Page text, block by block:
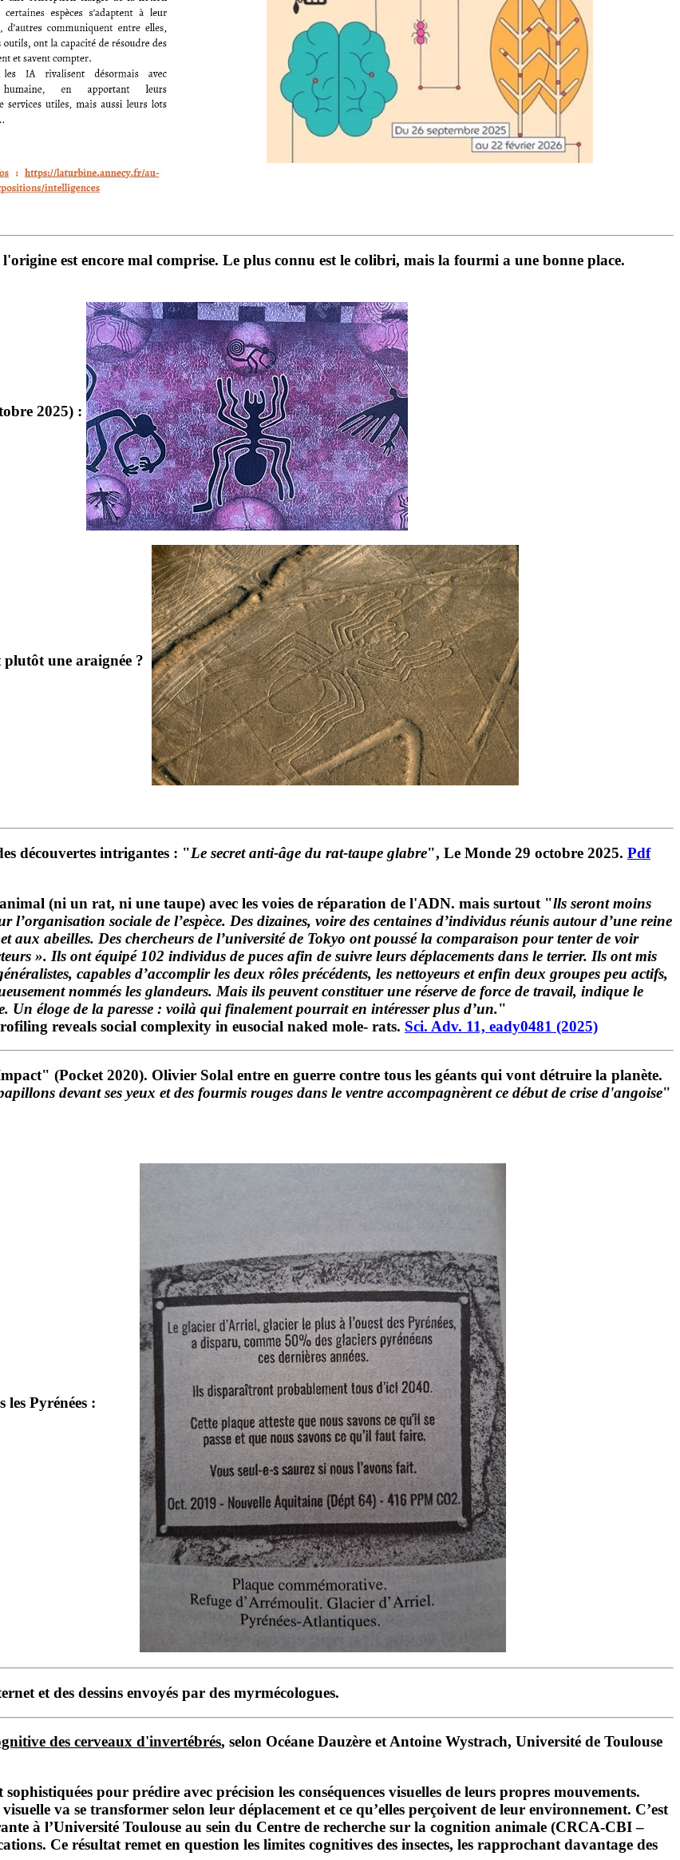
est encore mal comprise. Le plus connu est le colibri, mais la fourmi a une bonne place.
2025) :
plutôt une araignée ?
découvertes intrigantes : "Le secret anti-âge du rat-taupe glabre", Le Monde 29 octobre 2025. Pdf
animal (ni un rat, ni une taupe) avec les voies de réparation de l'ADN. mais surtout "lls seront moins
sociale de l’espèce. Des dizaines, voire des centaines d’individus réunis autour d’une reine
aux abeilles. Des chercheurs de l’université de Tokyo ont poussé la comparaison pour tenter de voir
». Ils ont équipé 102 individus de puces afin de suivre leurs déplacements dans le terrier. Ils ont mis
capables d’accomplir les deux rôles précédents, les nettoyeurs et enfin deux groupes peu actifs,
nommés les glandeurs. Mais ils peuvent constituer une réserve de force de travail, indique le
éloge de la paresse : voilà qui finalement pourrait en intéresser plus d’un."
reveals social complexity in eusocial naked mole- rats. Sci. Adv. 11, eady0481 (2025)
(Pocket 2020). Olivier Solal entre en guerre contre tous les géants qui vont détruire la planète.
devant ses yeux et des fourmis rouges dans le ventre accompagnèrent ce début de crise d'angoise"
les Pyrénées :
et des dessins envoyés par des myrmécologues.
des cerveaux d'invertébrés, selon Océane Dauzère et Antoine Wystrach, Université de Toulouse
pour prédire avec précision les conséquences visuelles de leurs propres mouvements.
va se transformer selon leur déplacement et ce qu’elles perçoivent de leur environnement. C’est
à l’Université Toulouse au sein du Centre de recherche sur la cognition animale (CRCA-CBI –
Ce résultat remet en question les limites cognitives des insectes, les rapprochant davantage des